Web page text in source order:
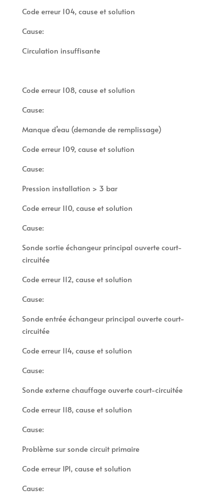
Code erreur 104, cause et solution
Cause:
Circulation insuffisante
Code erreur 108, cause et solution
Cause:
Manque d’eau (demande de remplissage)
Code erreur 109, cause et solution
Cause:
Pression installation > 3 bar
Code erreur 110, cause et solution
Cause:
Sonde sortie échangeur principal ouverte court-
circuitée
Code erreur 112, cause et solution
Cause:
Sonde entrée échangeur principal ouverte court-
circuitée
Code erreur 114, cause et solution
Cause:
Sonde externe chauffage ouverte court-circuitée
Code erreur 118, cause et solution
Cause:
Problème sur sonde circuit primaire
Code erreur 1P1, cause et solution
Cause: